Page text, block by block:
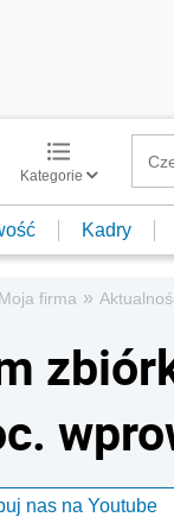
Kategorie
Kadry
Moja firma »
nas na Youtube